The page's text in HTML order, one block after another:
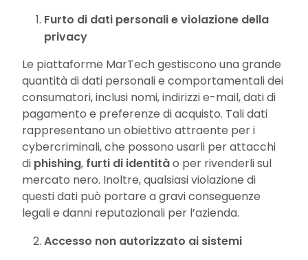
Furto di dati personali e violazione della
privacy
Le piattaforme MarTech gestiscono una grande
quantità di dati personali e comportamentali dei
consumatori, inclusi nomi, indirizzi e-mail, dati di
pagamento e preferenze di acquisto. Tali dati
rappresentano un obiettivo attraente per i
cybercriminali, che possono usarli per attacchi
di phishing, furti di identitào per rivenderli sul
mercato nero. Inoltre, qualsiasi violazione di
questi dati può portare a gravi conseguenze
legali e danni reputazionali per l’azienda.
Accesso non autorizzato ai sistemi